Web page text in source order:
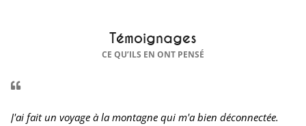
Témoignages
CE QU’ILS EN ONT PENSÉ
J'ai fait un voyage à la montagne qui m'a bien déconnectée.